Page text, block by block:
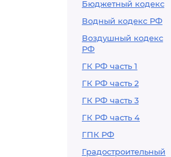
Бюджетный кодекс
Водный кодекс РФ
Воздушный кодекс
РФ
ГК РФ часть 1
ГК РФ часть 2
ГК РФ часть 3
ГК РФ часть 4
ГПК РФ
Градостроительный